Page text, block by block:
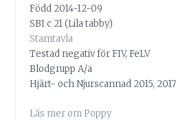
Född 2014-12-09
SBI c 21 (Lila tabby)
Stamtavla
Testad negativ för FIV, FeLV
Blodgrupp A/a
Hjärt- och Njurscannad 2015, 2017
Läs mer om Poppy